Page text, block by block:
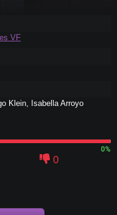
VF
Klein, Isabella Arroyo
0%
0